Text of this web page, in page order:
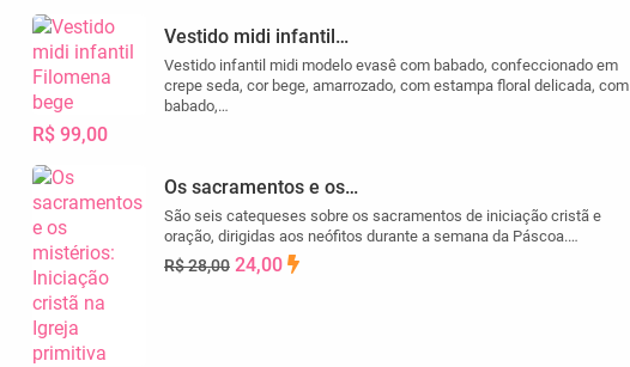
Vestido midi infantil…
Vestido infantil midi modelo evasê com babado, confeccionado em
crepe seda, cor bege, amarrozado, com estampa floral delicada, com
babado,…
R$ 99,00
Os sacramentos e os…
São seis catequeses sobre os sacramentos de iniciação cristã e
oração, dirigidas aos neófitos durante a semana da Páscoa.…
R$ 28,00 24,00